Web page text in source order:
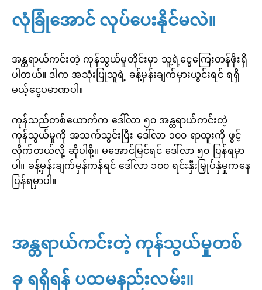
လုံခြုံအောင် လုပ်ပေးနိုင်မလဲ။
အန္တရာယ်ကင်းတဲ့ ကုန်သွယ်မှုတိုင်းမှာ သူ့ရဲ့ငွေကြေးတန်ဖိုးရှိ
ပါတယ်။ ဒါက အသုံးပြုသူရဲ့ ခန့်မှန်းချက်မှားယွင်းရင် ရရှိ
မယ့်ငွေပမာဏပါ။
ကုန်သည်တစ်ယောက်က ဒေါ်လာ ၅၀ အန္တရာယ်ကင်းတဲ့
ကုန်သွယ်မှုကို အသက်သွင်းပြီး ဒေါ်လာ ၁၀၀ ရာထူးကို ဖွင့်
လိုက်တယ်လို့ ဆိုပါစို့။ မအောင်မြင်ရင် ဒေါ်လာ ၅၀ ပြန်ရမှာ
ပါ။ ခန့်မှန်းချက်မှန်ကန်ရင် ဒေါ်လာ ၁၀၀ ရင်းနှီးမြှုပ်နှံမှုကနေ
ပြန်ရမှာပါ။
အန္တရာယ်ကင်းတဲ့ ကုန်သွယ်မှုတစ်
ခု ရရှိရန် ပထမနည်းလမ်း။